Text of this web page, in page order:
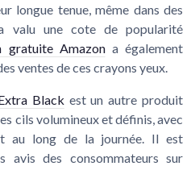
longue tenue, même dans des
valu une cote de popularité
gratuite Amazona également
ventes de ces crayons yeux.
Black est un autre produit
cils volumineux et définis, avec
au long de la journée. Il est
avis des consommateurs sur